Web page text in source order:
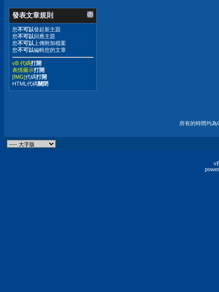
發表文章規則
您不可以發起新主題
您不可以回應主題
您不可以上傳附加檔案
您不可以編輯您的文章
vB 代碼打開
表情圖示打開
[IMG]代碼打開
HTML代碼關閉
所有的時間均為